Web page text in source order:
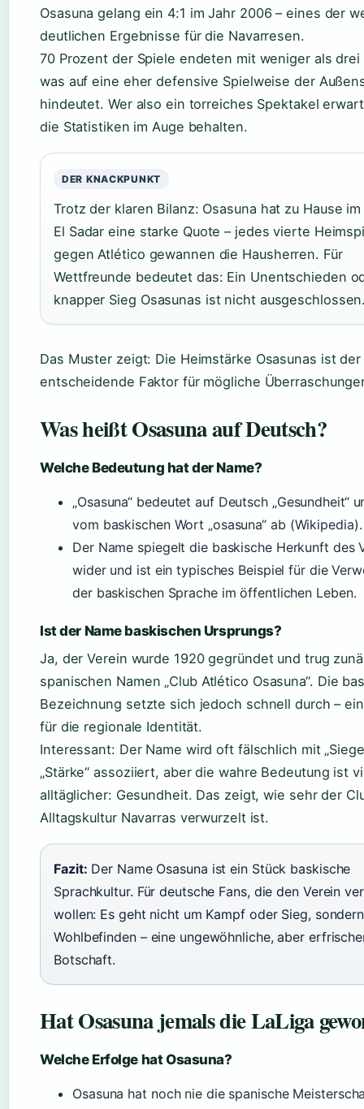
Osasuna gelang ein 4:1 im Jahr 2006 – eines der
deutlichen Ergebnisse für die Navarresen.
70 Prozent der Spiele endeten mit weniger als drei
was auf eine eher defensive Spielweise der
hindeutet. Wer also ein torreiches Spektakel
die Statistiken im Auge behalten.
DER KNACKPUNKT
Trotz der klaren Bilanz: Osasuna hat zu Hause
El Sadar eine starke Quote – jedes vierte
gegen Atlético gewannen die Hausherren. Für
Wettfreunde bedeutet das: Ein Unentschieden
knapper Sieg Osasunas ist nicht
Das Muster zeigt: Die Heimstärke Osasunas ist der
entscheidende Faktor für mögliche
Was heißt Osasuna auf Deutsch?
Welche Bedeutung hat der Name?
„Osasuna“ bedeutet auf Deutsch „Gesundheit“
vom baskischen Wort „osasuna“ ab (Wikipedia).
Der Name spiegelt die baskische Herkunft des
wider und ist ein typisches Beispiel für die
der baskischen Sprache im öffentlichen Leben.
Ist der Name baskischen Ursprungs?
Ja, der Verein wurde 1920 gegründet und trug
spanischen Namen „Club Atlético Osasuna“. Die
Bezeichnung setzte sich jedoch schnell durch –
für die regionale Identität.
Interessant: Der Name wird oft fälschlich mit
„Stärke“ assoziiert, aber die wahre Bedeutung ist
alltäglicher: Gesundheit. Das zeigt, wie sehr der
Alltagskultur Navarras verwurzelt ist.
Fazit: Der Name Osasuna ist ein Stück baskische
Sprachkultur. Für deutsche Fans, die den Verein
wollen: Es geht nicht um Kampf oder Sieg,
Wohlbefinden – eine ungewöhnliche, aber
Botschaft.
Hat Osasuna jemals die LaLiga
Welche Erfolge hat Osasuna?
Osasuna hat noch nie die spanische